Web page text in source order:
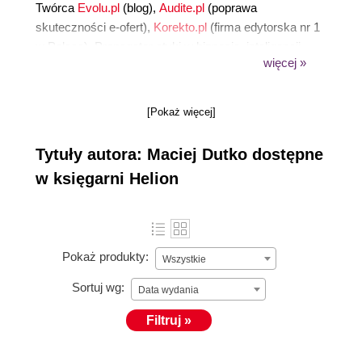
Twórca Evolu.pl (blog), Audite.pl (poprawa
skuteczności e-ofert), Korekto.pl (firma edytorska nr 1
negocjacyjnej i zwiększania efektywności dzięki
WhitePress.pl uznany za jedną ze 100 najbardziej
WIĘCEJ O AUTORZE:Dutko.pl&Wikipedia
FACEBOOK: https://www.facebook.com/maciejdutko/
więcej »
[Pokaż więcej]
Tytuły autora: Maciej Dutko dostępne
w księgarni Helion
Pokaż produkty: Wszystkie
Sortuj wg: Data wydania
Filtruj »